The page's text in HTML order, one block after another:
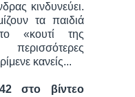
κινδυνεύει.
τα παιδιά
«κουτί της
κανείς...
στο βίντεο